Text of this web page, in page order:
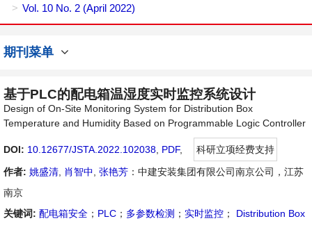
Vol. 10 No. 2 (April 2022)
期刊菜单
基于PLC的配电箱温湿度实时监控系统设计
Design of On-Site Monitoring System for Distribution Box
Temperature and Humidity Based on Programmable Logic Controller
DOI: 10.12677/JSTA.2022.102038 PDF,
科研立项经费支持
作者: 姚盛清 肖智中 张艳芳 ：中建安装集团有限公司南京公司，江苏
南京
关键词: 配电箱安全 ； PLC ； 多参数检测 ； 实时监控 ；
Distribution Box